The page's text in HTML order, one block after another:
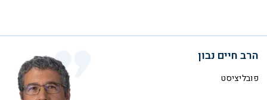
הרב חיים נבון
פובליציסט